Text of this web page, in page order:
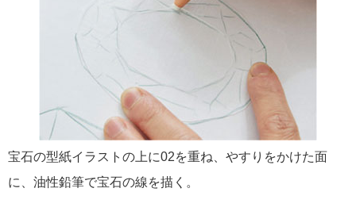
宝石の型紙イラストの上に02を重ね、やすりをかけた面
に、油性鉛筆で宝石の線を描く。